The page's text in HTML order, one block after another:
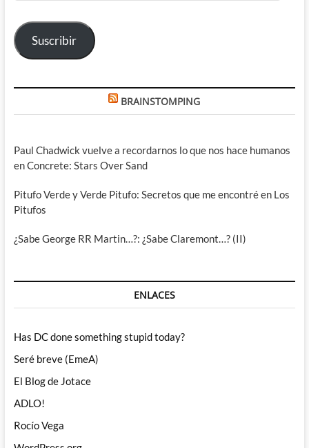
electrónico
Suscribir
BRAINSTOMPING
Paul Chadwick vuelve a recordarnos lo que nos hace humanos
en Concrete: Stars Over Sand
Pitufo Verde y Verde Pitufo: Secretos que me encontré en Los
Pitufos
¿Sabe George RR Martin…?: ¿Sabe Claremont…? (II)
ENLACES
Has DC done something stupid today?
Seré breve (EmeA)
El Blog de Jotace
ADLO!
Rocío Vega